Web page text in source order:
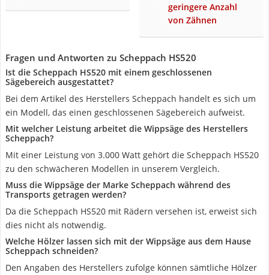
geringere Anzahl
von Zähnen
Fragen und Antworten zu Scheppach HS520
Ist die Scheppach HS520 mit einem geschlossenen
Sägebereich ausgestattet?
Bei dem Artikel des Herstellers Scheppach handelt es sich um
ein Modell, das einen geschlossenen Sägebereich aufweist.
Mit welcher Leistung arbeitet die Wippsäge des Herstellers
Scheppach?
Mit einer Leistung von 3.000 Watt gehört die Scheppach HS520
zu den schwächeren Modellen in unserem Vergleich.
Muss die Wippsäge der Marke Scheppach während des
Transports getragen werden?
Da die Scheppach HS520 mit Rädern versehen ist, erweist sich
dies nicht als notwendig.
Welche Hölzer lassen sich mit der Wippsäge aus dem Hause
Scheppach schneiden?
Den Angaben des Herstellers zufolge können sämtliche Hölzer